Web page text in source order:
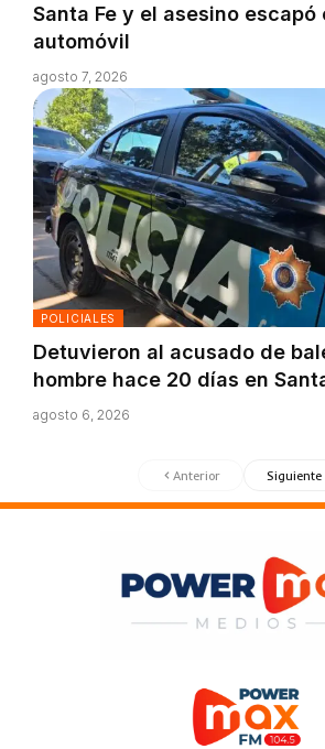
Santa Fe y el asesino escapó
automóvil
agosto 7, 2026
POLICIALES
Detuvieron al acusado de
hombre hace 20 días en
agosto 6, 2026
Anterior Siguiente